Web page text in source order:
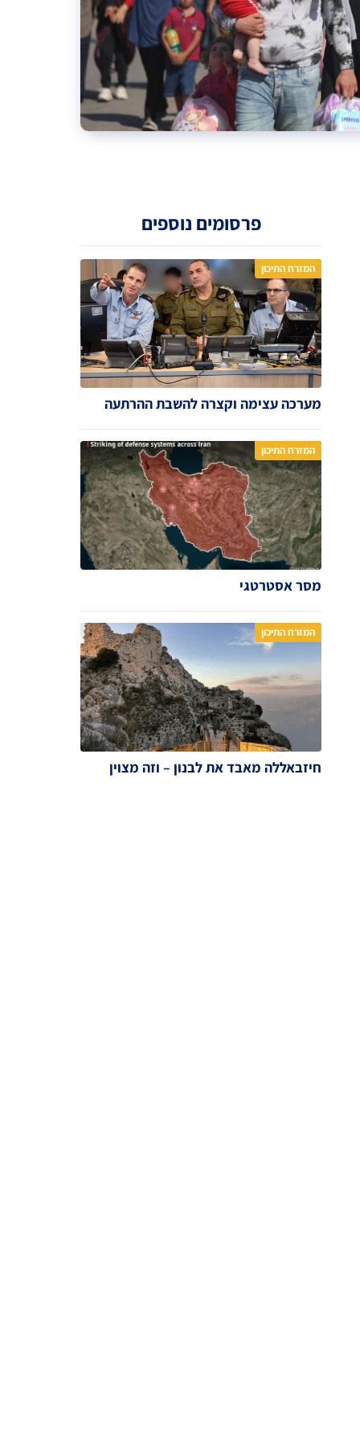
פרסומים נוספים
המזרח התיכון
מערכה עצימה וקצרה להשבת ההרתעה
המזרח התיכון
מסר אסטרטגי
המזרח התיכון
חיזבאללה מאבד את לבנון – וזה מצוין